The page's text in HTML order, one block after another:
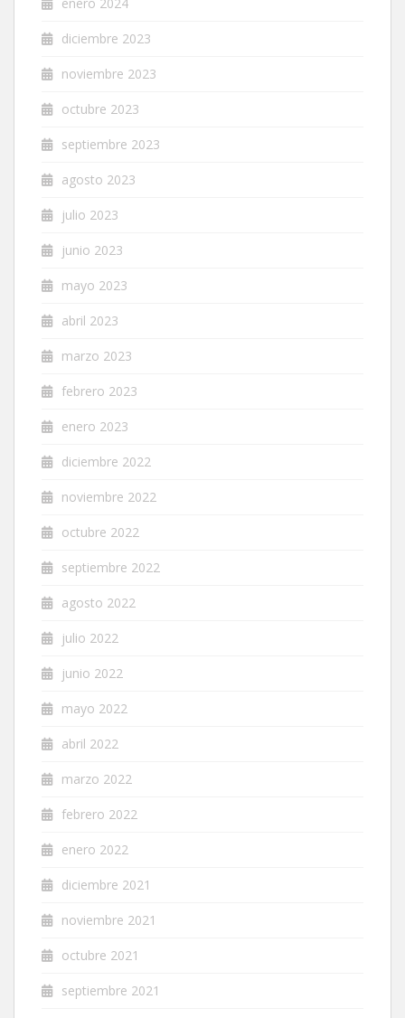
diciembre 2023
noviembre 2023
octubre 2023
septiembre 2023
agosto 2023
julio 2023
junio 2023
mayo 2023
abril 2023
marzo 2023
febrero 2023
enero 2023
diciembre 2022
noviembre 2022
octubre 2022
septiembre 2022
agosto 2022
julio 2022
junio 2022
mayo 2022
abril 2022
marzo 2022
febrero 2022
enero 2022
diciembre 2021
noviembre 2021
octubre 2021
septiembre 2021